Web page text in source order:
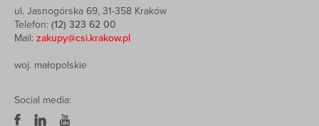
ul. Jasnogórska 69, 31-358 Kraków
Telefon: (12) 323 62 00
Mail: zakupy@csi.krakow.pl
woj. małopolskie
Social media: